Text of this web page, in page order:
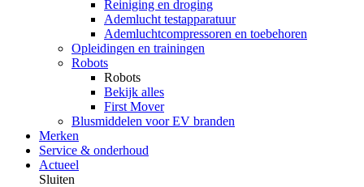
Reiniging en droging
Ademlucht testapparatuur
Ademluchtcompressoren en toebehoren
Opleidingen en trainingen
Robots
Robots
Bekijk alles
First Mover
Blusmiddelen voor EV branden
Merken
Service & onderhoud
Actueel
Sluiten